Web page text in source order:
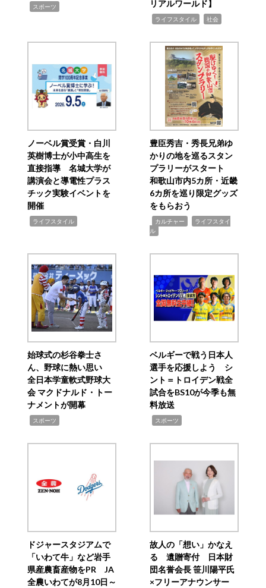
スポーツ リアルワールド】
ライフスタイル 社会
ノーベル賞受賞・白川
英樹博士が小中高生を
直接指導 名城大学が
講演会と導電性プラス
チック実験イベントを
開催
ライフスタイル
豊臣秀吉・秀長兄弟ゆ
かりの地を巡るスタン
プラリーがスタート
和歌山市内5カ所・近畿
6カ所を巡り限定グッズ
をもらおう
カルチャー
ライフスタイ
ル
始球式の杉谷拳士さ
ん、野球に熱い思い
全日本学童軟式野球大
会 マクドナルド・トー
ナメントが開幕
スポーツ
ベルギーで戦う日本人
選手を応援しよう シ
ント＝トロイデン戦全
試合をBS10が今季も無
料放送
スポーツ
ドジャースタジアムで
「いわて牛」など岩手
県産農畜産物をPR JA
全農いわてが8月10日～
故人の「想い」かなえ
る 遺贈寄付 日本財
団名誉会長 笹川陽平氏
×フリーアナウンサー